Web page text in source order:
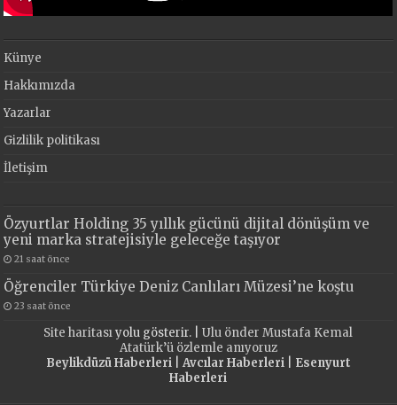
Künye
Hakkımızda
Yazarlar
Gizlilik politikası
İletişim
Özyurtlar Holding 35 yıllık gücünü dijital dönüşüm ve
yeni marka stratejisiyle geleceğe taşıyor
21 saat önce
Öğrenciler Türkiye Deniz Canlıları Müzesi’ne koştu
23 saat önce
Site haritasıyolu gösterir. |Ulu önder Mustafa Kemal
Atatürk’ü özlemle anıyoruz
Beylikdüzü Haberleri| Avcılar Haberleri| Esenyurt
Haberleri